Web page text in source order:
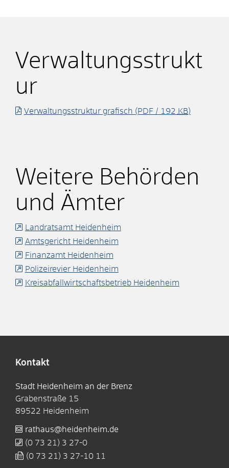
Verwaltungsstrukt
ur
Verwaltungsstruktur grafisch (PDF / 192 KB)
Weitere Behörden
und Ämter
Landratsamt Heidenheim
Amtsgericht Heidenheim
Finanzamt Heidenheim
Polizeirevier Heidenheim
Kreisabfallwirtschaftsbetrieb Heidenheim
Kontakt
Stadt Heidenheim an der Brenz
Grabenstraße 15
89522 Heidenheim
rathaus@heidenheim.de
(0 73 21) 3 27-0
(0 73 21) 3 27-10 11